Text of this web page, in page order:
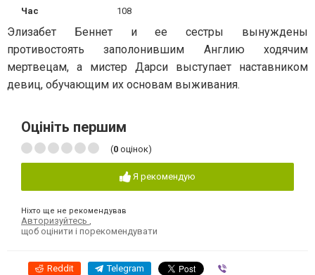
Час 108
Элизабет Беннет и ее сестры вынуждены
противостоять заполонившим Англию ходячим
мертвецам, а мистер Дарси выступает наставником
девиц, обучающим их основам выживания.
Оцініть першим
(0 оцінок)
Я рекомендую
Ніхто ще не рекомендував
Авторизуйтесь ,
щоб оцінити і порекомендувати
Reddit Telegram